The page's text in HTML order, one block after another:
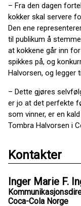
– Fra den dagen
kokker skal servere
Den ene
til publikum å
at kokkene går inn
spikkes på, og
Halvorsen, og legger
– Dette gjøres
er jo at det perfekte
som vinner, er en
Tombra Halvorsen i
Kontakter
Inger Marie F.
Coca-Cola Norge